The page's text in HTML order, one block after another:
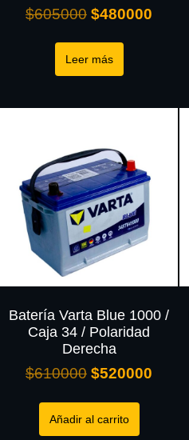
$605000 $480000
Leer más
Batería Varta Blue 1000 /
Caja 34 / Polaridad
Derecha
$610000 $520000
Añadir al carrito